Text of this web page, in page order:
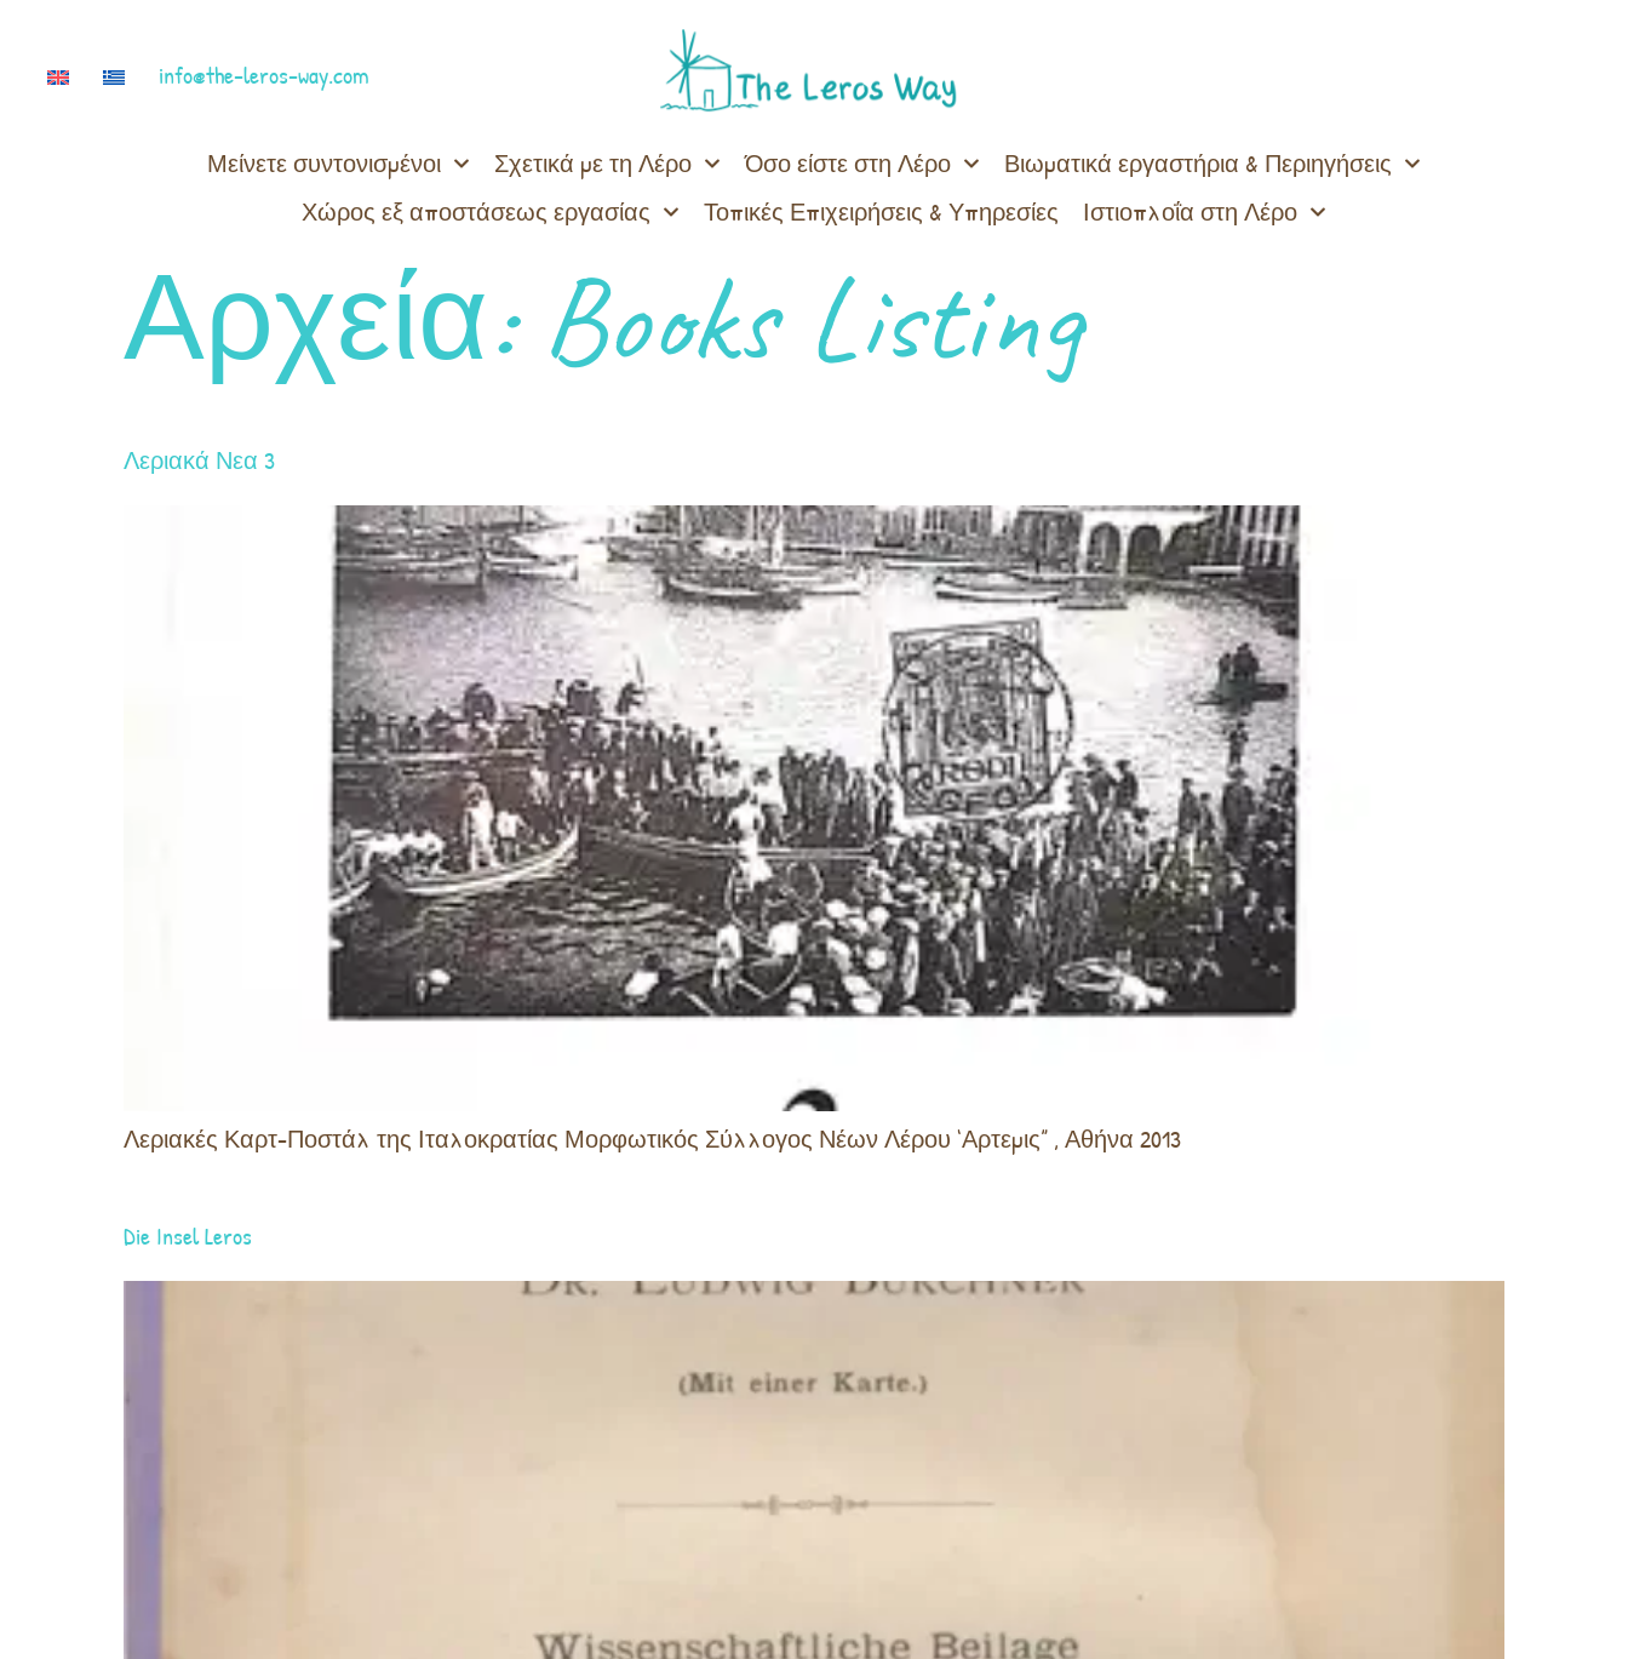
info@the-leros-way.com
Μείνετε συντονισμένοι Σχετικά με τη Λέρο Όσο είστε στη Λέρο
Βιωματικά εργαστήρια & Περιηγήσεις
Χώρος εξ αποστάσεως εργασίας
Τοπικές Επιχειρήσεις & Υπηρεσίες Ιστιοπλοΐα στη Λέρο
Αρχεία:Books Listing
Λεριακά Νεα 3
Λεριακές Καρτ-Ποστάλ της Ιταλοκρατίας Μορφωτικός Σύλλογος Νέων Λέρου ‘Αρτεμις” , Αθήνα 2013
Die Insel Leros